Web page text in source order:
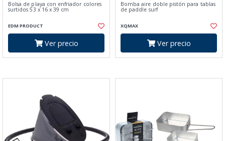
Bolsa de playa con enfriador colores
surtidos 53 x 16 x 39 cm
EDM PRODUCT
Ver precio
Bomba aire doble pistón para tablas
de paddle surf
XQMAX
Ver precio